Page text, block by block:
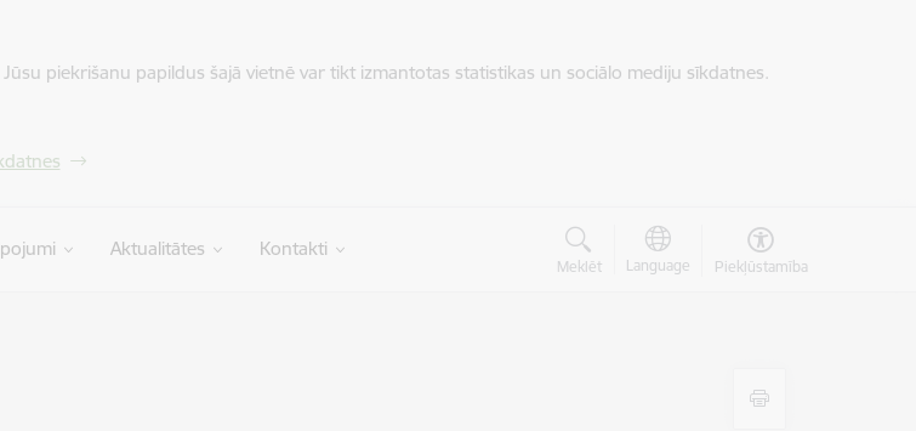
piekrišanu papildus šajā vietnē var tikt izmantotas statistikas un sociālo mediju sīkdatnes.
Aktualitātes Kontakti
Meklēt Language Piekļūstamība